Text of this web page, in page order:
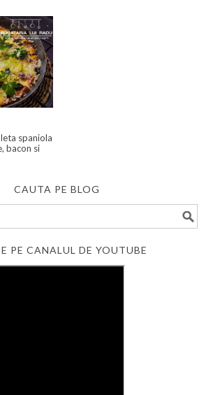
spaniola
bacon si
CAUTA PE BLOG
PE CANALUL DE YOUTUBE